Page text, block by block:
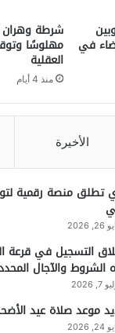
في مهلوسًا
العقلية
منذ 4 أيام
الأخيرة
تطلق منصة رقمية
2026
الشروط والآجال
7, 2026
موعد صلاة عيد
2026